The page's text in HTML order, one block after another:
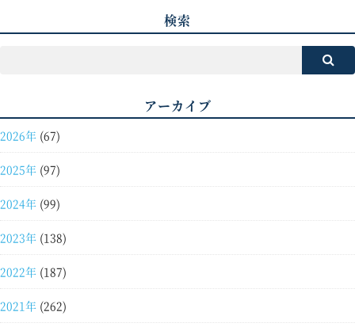
検索
アーカイブ
2026年 (67)
2025年 (97)
2024年 (99)
2023年 (138)
2022年 (187)
2021年 (262)